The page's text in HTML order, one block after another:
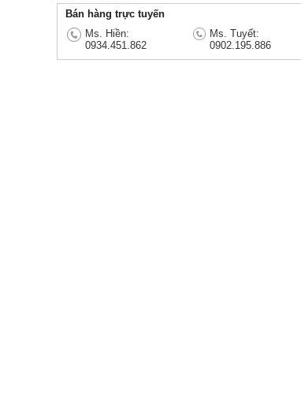
Bán hàng trực tuyến
Ms. Hiền:
0934.451.862
Ms. Tuyết:
0902.195.886